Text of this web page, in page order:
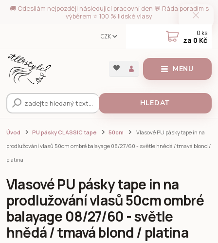
🚚 Odesílám nejpozději následující pracovní den 💬 Ráda poradím s
výběrem ⭐ 100 % lidské vlasy
MENU
CZK
HLEDAT
0 ks
za 0 Kč
Úvod PU pásky CLASSIC tape 50cm
Vlasové PU pásky tape in na
prodlužování vlasů 50cm ombré balayage 08/27/60 - světle hnědá / tmavá blond /
platina
Vlasové PU pásky tape in na
prodlužování vlasů 50cm ombré
balayage 08/27/60 - světle
hnědá / tmavá blond / platina